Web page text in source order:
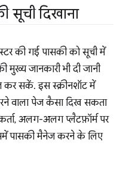
सूची दिखाना
की गई पासकी को सूची में
मुख्य जानकारी भी दी जानी
कर सकें. इस स्क्रीनशॉट में
वाला पेज कैसा दिख सकता
अलग-अलग प्लैटफ़ॉर्म पर
पासकी मैनेज करने के लिए